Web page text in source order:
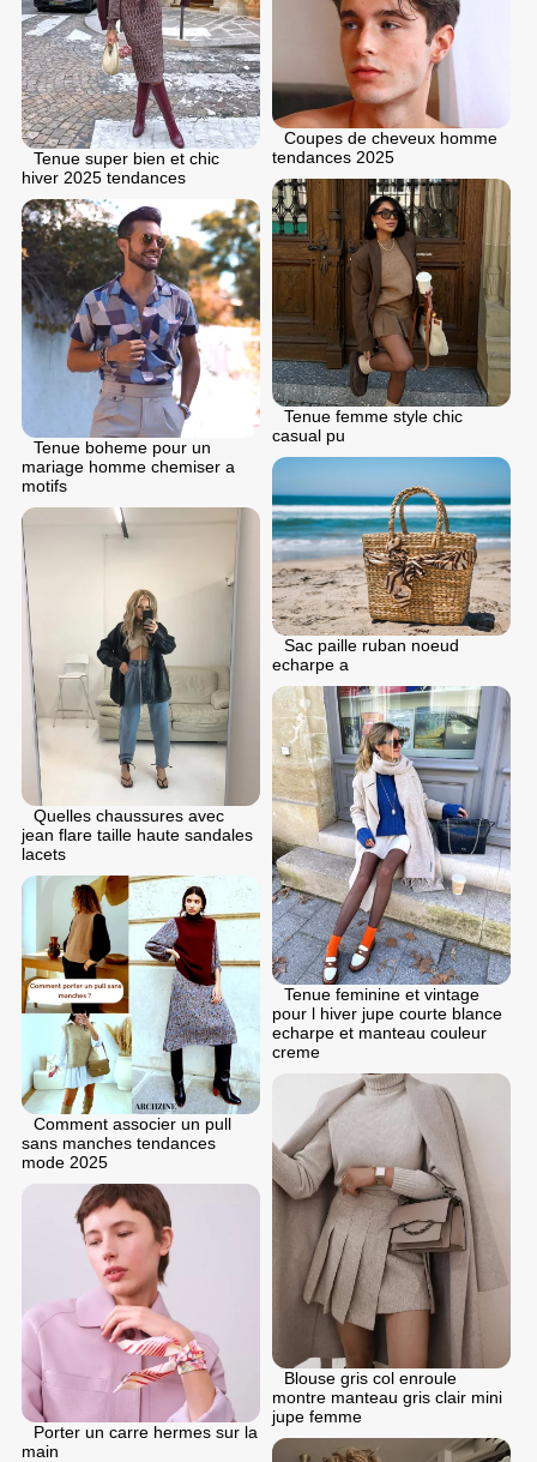
Coupes de cheveux homme
tendances 2025
Tenue super bien et chic
hiver 2025 tendances
Tenue femme style chic
casual pu
Tenue boheme pour un
mariage homme chemiser a
motifs
Sac paille ruban noeud
echarpe a
Quelles chaussures avec
jean flare taille haute sandales
lacets
Tenue feminine et vintage
pour l hiver jupe courte blance
echarpe et manteau couleur
creme
Comment associer un pull
sans manches tendances
mode 2025
Blouse gris col enroule
montre manteau gris clair mini
jupe femme
Porter un carre hermes sur la
main